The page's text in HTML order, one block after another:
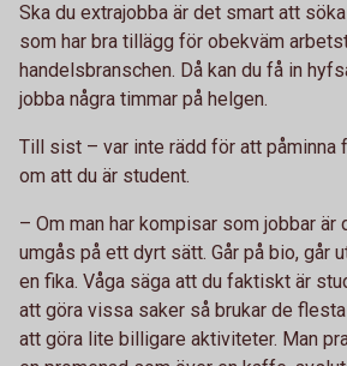
Ska du extrajobba är det smart att
som har bra tillägg för obekväm
handelsbranschen. Då kan du få in
jobba några timmar på helgen.
Till sist – var inte rädd för att påminna
om att du är student.
– Om man har kompisar som jobbar är
umgås på ett dyrt sätt. Går på bio, går
en fika. Våga säga att du faktiskt är
att göra vissa saker så brukar de
att göra lite billigare aktiviteter. Man